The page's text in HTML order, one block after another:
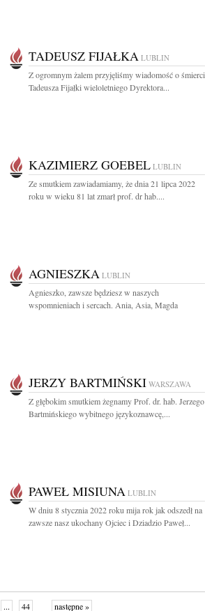
TADEUSZ FIJAŁKA LUBLIN
Z ogromnym żalem przyjęliśmy wiadomość o śmierci
Tadeusza Fijałki wieloletniego Dyrektora...
KAZIMIERZ GOEBEL LUBLIN
Ze smutkiem zawiadamiamy, że dnia 21 lipca 2022
roku w wieku 81 lat zmarł prof. dr hab....
AGNIESZKA LUBLIN
Agnieszko, zawsze będziesz w naszych
wspomnieniach i sercach. Ania, Asia, Magda
JERZY BARTMIŃSKI WARSZAWA
Z głębokim smutkiem żegnamy Prof. dr. hab. Jerzego
Bartmińskiego wybitnego językoznawcę,...
PAWEŁ MISIUNA LUBLIN
W dniu 8 stycznia 2022 roku mija rok jak odszedł na
zawsze nasz ukochany Ojciec i Dziadzio Paweł...
... 44 następne »